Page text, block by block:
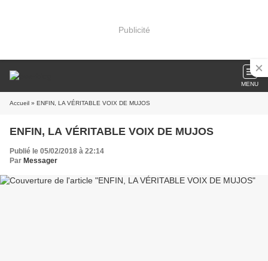
Publicité
MENU
Accueil » ENFIN, LA VÉRITABLE VOIX DE MUJOS
ENFIN, LA VÉRITABLE VOIX DE MUJOS
Publié le 05/02/2018 à 22:14
Par Messager